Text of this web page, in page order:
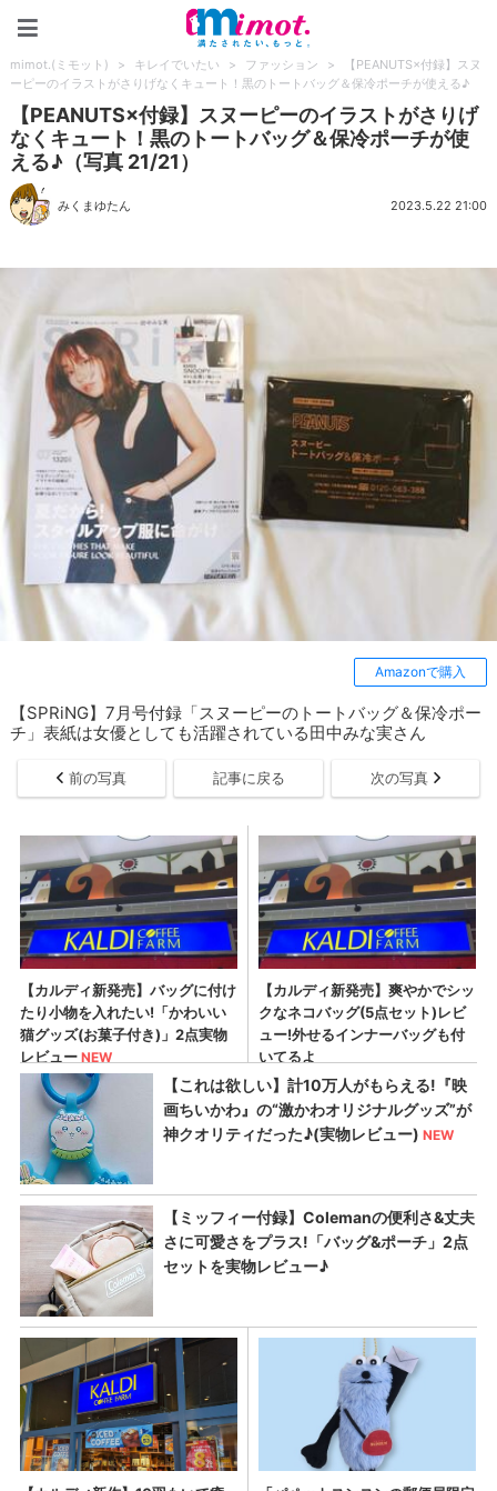
mimot.(ミモット) > キレイでいたい > ファッション >
【PEANUTS×付録】スヌ
ーピーのイラストがさりげなくキュート！黒のトートバッグ＆保冷ポーチが使える♪
【PEANUTS×付録】スヌーピーのイラストがさりげ
なくキュート！黒のトートバッグ＆保冷ポーチが使
える♪（写真 21/21）
みくまゆたん 2023.5.22 21:00
Amazonで購入
【SPRiNG】7月号付録「スヌーピーのトートバッグ＆保冷ポー
チ」表紙は女優としても活躍されている田中みな実さん
前の写真 記事に戻る 次の写真